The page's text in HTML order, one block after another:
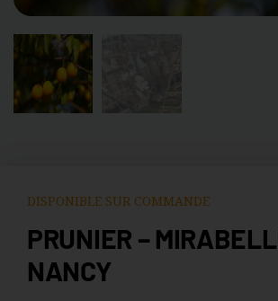
DISPONIBLE SUR COMMANDE
PRUNIER –
NANCY